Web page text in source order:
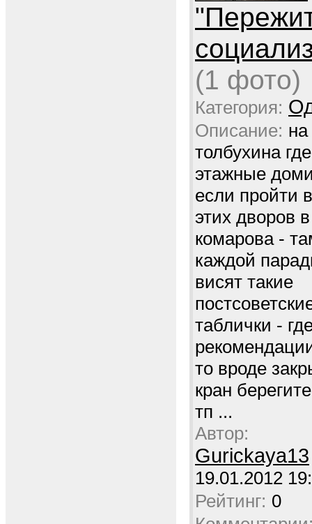
(1 фото)
Категория:
Описание: на
толбухина
этажные
если пройти
этих дворов
комарова -
каждой
висят такие
таблички -
то вроде
кран
тп ...
Автор:
Gurickaya13
19.01.2012
Рейтинг: 0